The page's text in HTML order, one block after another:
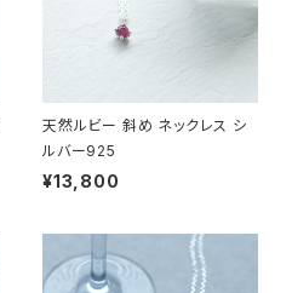
天然ルビー 斜め ネックレス シ
ルバー925
¥13,800